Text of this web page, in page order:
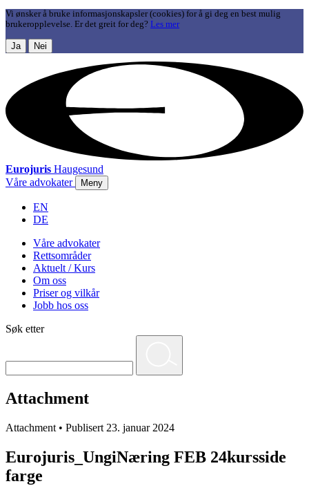
Vi ønsker å bruke informasjonskapsler (cookies) for å gi deg en best mulig
brukeropplevelse. Er det greit for deg? Les mer
Ja Nei
Eurojuris Haugesund
Våre advokater
Meny
EN
DE
Våre advokater
Rettsområder
Aktuelt / Kurs
Om oss
Priser og vilkår
Jobb hos oss
Søk etter
Attachment
Attachment • Publisert 23. januar 2024
Eurojuris_UngiNæring FEB 24kursside
farge